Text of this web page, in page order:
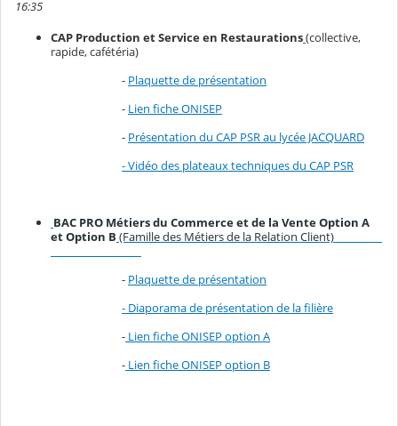
16:35
CAP Production et Service en Restaurations(collective,
rapide, cafétéria)
- Plaquette de présentation
- Lien fiche ONISEP
- Présentation du CAP PSR au lycée JACQUARD
- Vidéo des plateaux techniques du CAP PSR
BAC PRO Métiers du Commerce et de la Vente Option A
et Option B (Famille des Métiers de la Relation Client)
- Plaquette de présentation
- Diaporama de présentation de la filière
- Lien fiche ONISEP option A
- Lien fiche ONISEP option B